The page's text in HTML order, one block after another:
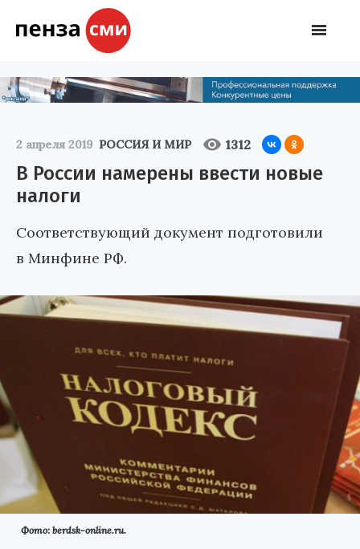
2 апреля 2019 РОССИЯ И МИР 1312
В России намерены ввести новые
налоги
Соответствующий документ подготовили
в Минфине РФ.
Фото: berdsk-online.ru.